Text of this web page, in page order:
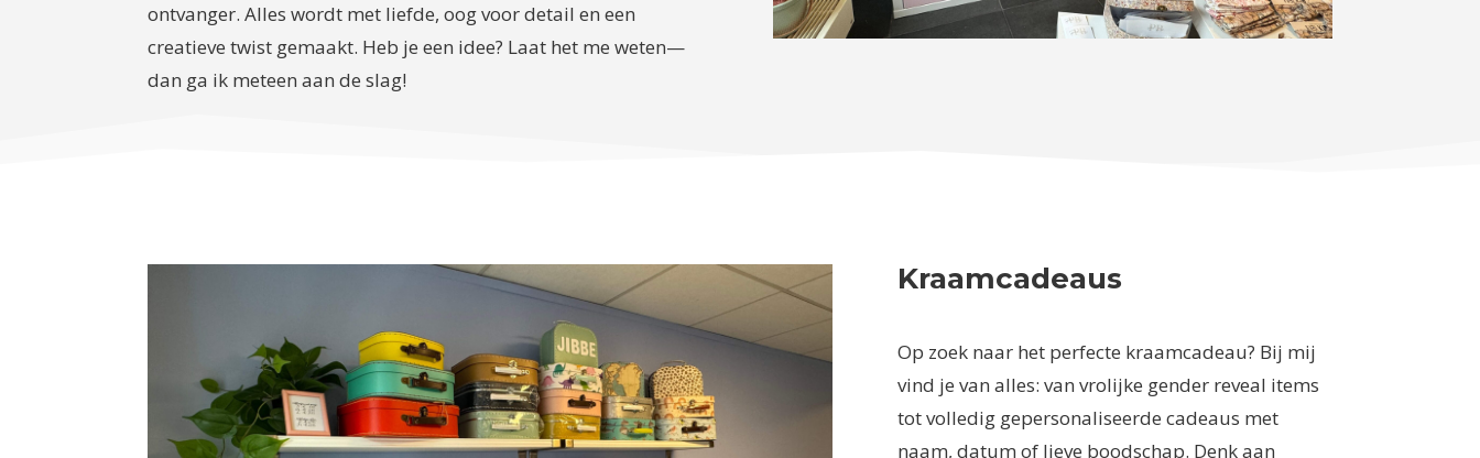
ontvanger. Alles wordt met liefde, oog voor detail en een
creatieve twist gemaakt. Heb je een idee? Laat het me weten—
dan ga ik meteen aan de slag!
Kraamcadeaus
Op zoek naar het perfecte kraamcadeau? Bij mij
vind je van alles: van vrolijke gender reveal items
tot volledig gepersonaliseerde cadeaus met
naam, datum of lieve boodschap. Denk aan